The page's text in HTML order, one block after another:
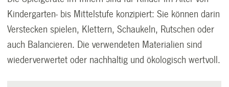
Kindergarten- bis Mittelstufe konzipiert: Sie können darin
Verstecken spielen, Klettern, Schaukeln, Rutschen oder
auch Balancieren. Die verwendeten Materialien sind
wiederverwertet oder nachhaltig und ökologisch wertvoll.